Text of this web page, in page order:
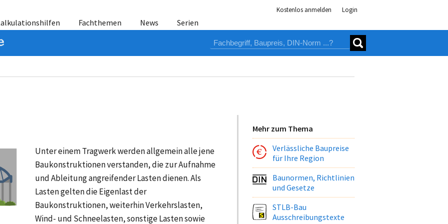
Kostenlos anmelden Login
Fachthemen News Serien
Unter einem Tragwerk werden allgemein alle jene
Baukonstruktionen verstanden, die zur Aufnahme
und Ableitung angreifender Lasten dienen. Als
Lasten gelten die Eigenlast der
Baukonstruktionen, weiterhin Verkehrslasten,
Wind- und Schneelasten, sonstige Lasten sowie
Mehr zum Thema
Verlässliche Baupreise
für Ihre Region
Baunormen, Richtlinien
und Gesetze
STLB-Bau
Ausschreibungstexte